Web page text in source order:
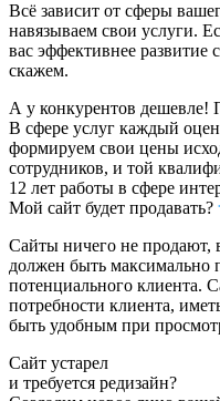
Всё зависит от сферы
навязываем свои услуги.
вас эффективнее
скажем.
А у конкурентов дешевле!
В сфере услуг каждый
формируем свои цены
сотрудников, и той
12 лет работы в сфере
Мой сайт будет продавать?
Сайты ничего не продают,
должен быть
потенциального клиента.
потребности клиента,
быть удобным при
Сайт устарел
и требуется редизайн?